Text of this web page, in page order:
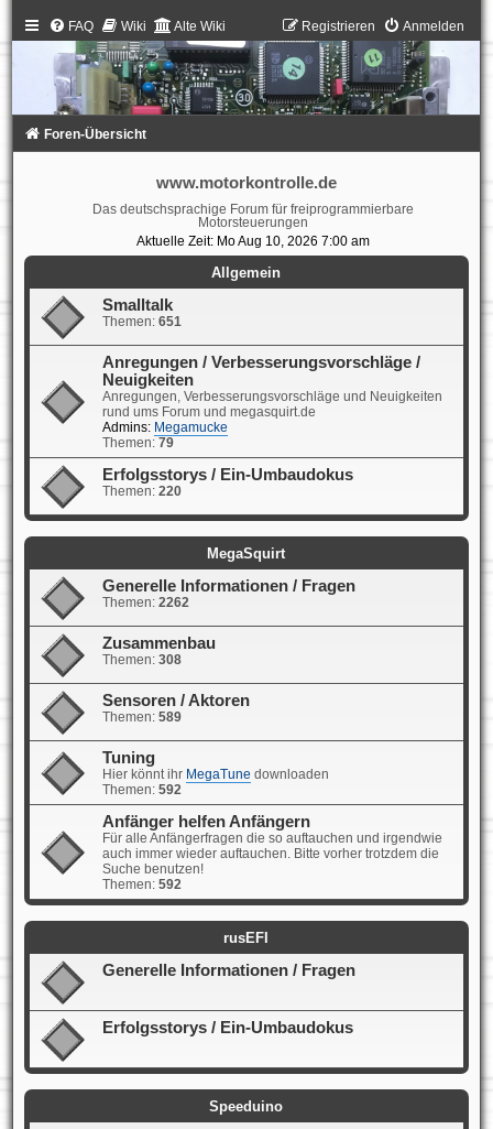
FAQ Wiki Alte Wiki Anmelden
Registrieren
Foren-Übersicht
www.motorkontrolle.de
Das deutschsprachige Forum für freiprogrammierbare
Motorsteuerungen
Aktuelle Zeit: Mo Aug 10, 2026 7:00 am
Allgemein
Smalltalk
Themen: 651
Anregungen / Verbesserungsvorschläge /
Neuigkeiten
Anregungen, Verbesserungsvorschläge und Neuigkeiten
rund ums Forum und megasquirt.de
Admins: Megamucke
Themen: 79
Erfolgsstorys / Ein-Umbaudokus
Themen: 220
MegaSquirt
Generelle Informationen / Fragen
Themen: 2262
Zusammenbau
Themen: 308
Sensoren / Aktoren
Themen: 589
Tuning
Hier könnt ihr MegaTune downloaden
Themen: 592
Anfänger helfen Anfängern
Für alle Anfängerfragen die so auftauchen und irgendwie
auch immer wieder auftauchen. Bitte vorher trotzdem die
Suche benutzen!
Themen: 592
rusEFI
Generelle Informationen / Fragen
Erfolgsstorys / Ein-Umbaudokus
Speeduino